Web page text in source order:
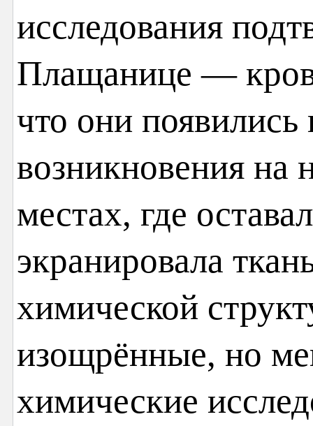
исследования
Плащанице —
что они
возникновения на
местах, где
экранировала
химической
изощрённые, но
химические